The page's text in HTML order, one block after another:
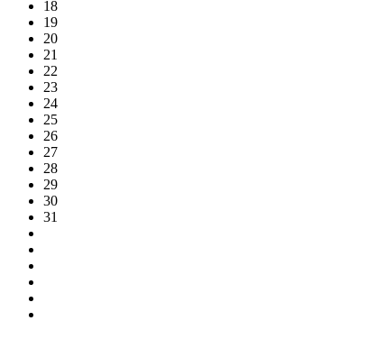
18
19
20
21
22
23
24
25
26
27
28
29
30
31